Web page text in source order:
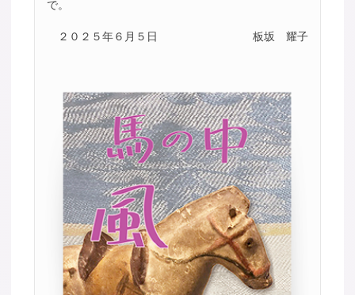
で。
２０２５年６月５日 板坂 耀子